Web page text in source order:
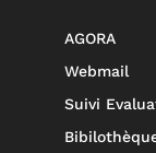
AGORA
Webmail
Suivi